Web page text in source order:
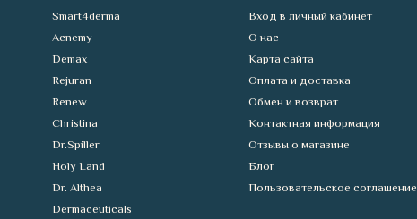
Smart4derma
Acnemy
Demax
Rejuran
Renew
Christina
Dr.Spiller
Holy Land
Dr. Althea
Dermaceuticals
Вход в личный кабинет
О нас
Карта сайта
Оплата и доставка
Обмен и возврат
Контактная информация
Отзывы о магазине
Блог
Пользовательское соглашение